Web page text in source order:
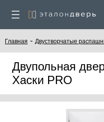
Главная - Двустворчатые
Двупольная
Хаски PRO